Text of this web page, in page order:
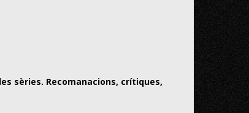
sèries. Recomanacions, crítiques,